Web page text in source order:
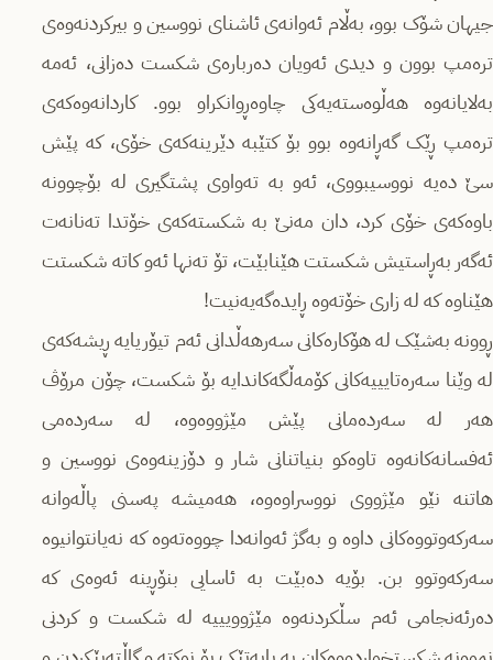
جیهان شۆک بوو، بەڵام ئەوانەی ئاشنای نووسین و بیرکردنەوەی
ترەمپ بوون و دیدی ئەویان دەربارەی شکست دەزانی، ئەمە
بەلایانەوە هەڵوەستەیەکی چاوەڕوانکراو بوو. کاردانەوەکەی
ترەمپ ڕێک گەڕانەوە بوو بۆ کتێبە دێرینەکەی خۆی، کە پێش
سێ دەیە نووسیبووی، ئەو بە تەواوی پشتگیری لە بۆچوونە
باوەکەی خۆی کرد، دان مەنێ بە شکستەکەی خۆتدا تەنانەت
ئەگەر بەڕاستیش شکستت هێنابێت، تۆ تەنها ئەو کاتە شکستت
هێناوە کە لە زاری خۆتەوە ڕایدەگەیەنیت!
ڕوونە بەشێک لە هۆکارەکانی سەرهەڵدانی ئەم تیۆریایە ڕیشەکەی
لە وێنا سەرەتایییەکانی کۆمەڵگەکاندایە بۆ شکست، چۆن مرۆڤ
هەر لە سەردەمانی پێش مێژووەوە، لە سەردەمی
ئەفسانەکانەوە تاوەکو بنیاتنانی شار و دۆزینەوەی نووسین و
هاتنە نێو مێژووی نووسراوەوە، هەمیشە پەسنی پاڵەوانە
سەرکەوتووەکانی داوە و بەگژ ئەوانەدا چووەتەوە کە نەیانتوانیوە
سەرکەوتوو بن. بۆیە دەبێت بە ئاسایی بنۆڕینە ئەوەی کە
دەرئەنجامی ئەم سڵکردنەوە مێژوویییە لە شکست و کردنی